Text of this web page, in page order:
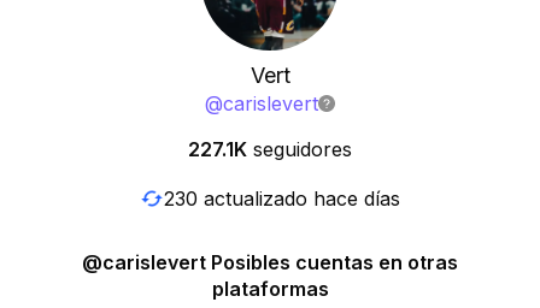
Vert
@carislevert
227.1K seguidores
230 actualizado hace días
@carislevert Posibles cuentas en otras
plataformas